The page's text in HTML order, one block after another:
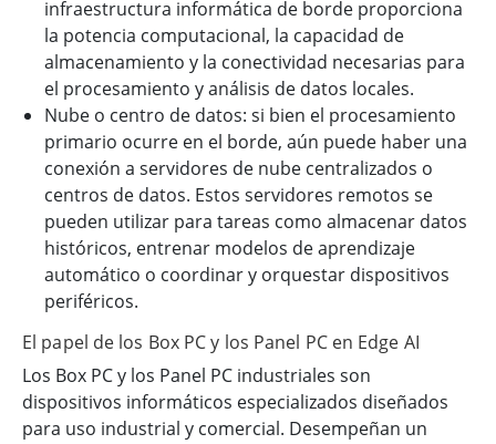
infraestructura informática de borde proporciona
la potencia computacional, la capacidad de
almacenamiento y la conectividad necesarias para
el procesamiento y análisis de datos locales.
Nube o centro de datos: si bien el procesamiento
primario ocurre en el borde, aún puede haber una
conexión a servidores de nube centralizados o
centros de datos. Estos servidores remotos se
pueden utilizar para tareas como almacenar datos
históricos, entrenar modelos de aprendizaje
automático o coordinar y orquestar dispositivos
periféricos.
El papel de los Box PC y los Panel PC en Edge AI
Los Box PC y los Panel PC industriales son
dispositivos informáticos especializados diseñados
para uso industrial y comercial. Desempeñan un